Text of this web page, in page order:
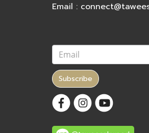
Email :
Subscribe